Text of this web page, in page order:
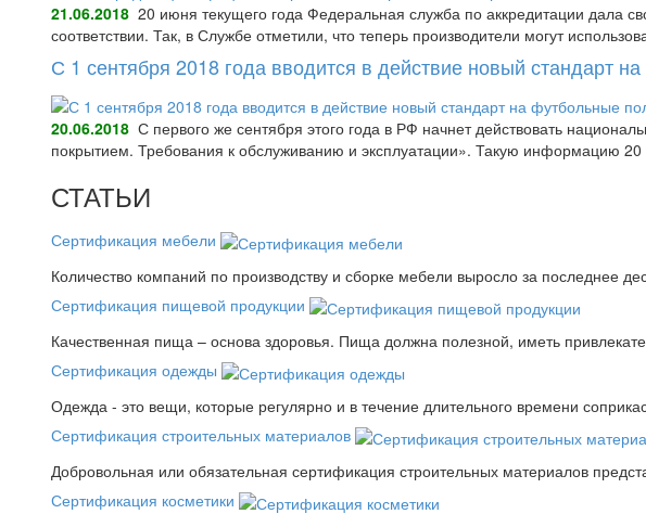
21.06.2018 20 июня текущего года Федеральная служба по аккредитации дала
соответствии. Так, в Службе отметили, что теперь производители могут
С 1 сентября 2018 года вводится в действие новый стандарт
20.06.2018 С первого же сентября этого года в РФ начнет действовать
покрытием. Требования к обслуживанию и эксплуатации». Такую информацию
СТАТЬИ
Сертификация мебели
Количество компаний по производству и сборке мебели выросло за последнее
Сертификация пищевой продукции
Качественная пища – основа здоровья. Пища должна полезной, иметь
Сертификация одежды
Одежда - это вещи, которые регулярно и в течение длительного времени
Сертификация строительных материалов
Добровольная или обязательная сертификация строительных материалов
Сертификация косметики